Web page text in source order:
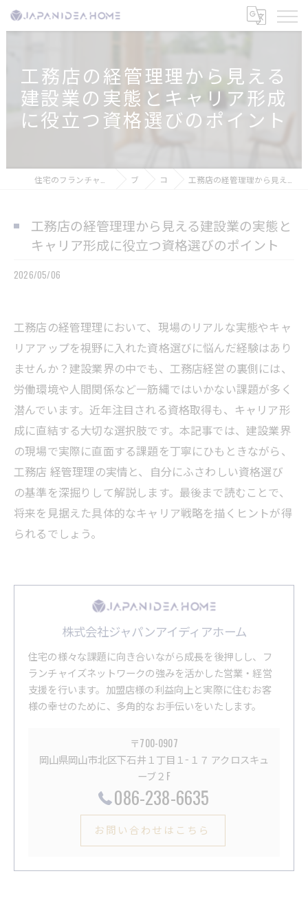
工務店の経管理理から見える
建設業の実態とキャリア形成
に役立つ資格選びのポイント
ブログ コラム 工務店の経管理理から見える建設業の実態とキャリア形成に役立つ資格選びのポイント
工務店の経管理理から見える建設業の実態と
キャリア形成に役立つ資格選びのポイント
2026/05/06
工務店の経管理理において、現場のリアルな実態やキャ
リアアップを視野に入れた資格選びに悩んだ経験はあり
ませんか？建設業界の中でも、工務店経営の裏側には、
労働環境や人間関係など一筋縄ではいかない課題が多く
潜んでいます。近年注目される資格取得も、キャリア形
成に直結する大切な選択肢です。本記事では、建設業界
の現場で実際に直面する課題を丁寧にひもときながら、
工務店 経管理理の実情と、自分にふさわしい資格選び
の基準を深掘りして解説します。最後まで読むことで、
将来を見据えた具体的なキャリア戦略を描くヒントが得
られるでしょう。
株式会社ジャパンアイディアホーム
住宅の様々な課題に向き合いながら成長を後押しし、フ
ランチャイズネットワークの強みを活かした営業・経営
支援を行います。加盟店様の利益向上と実際に住むお客
様の幸せのために、多角的なお手伝いをいたします。
〒700-0907
岡山県岡山市北区下石井１丁目１−１７ アクロスキュ
ーブ２F
086-238-6635
お問い合わせはこちら